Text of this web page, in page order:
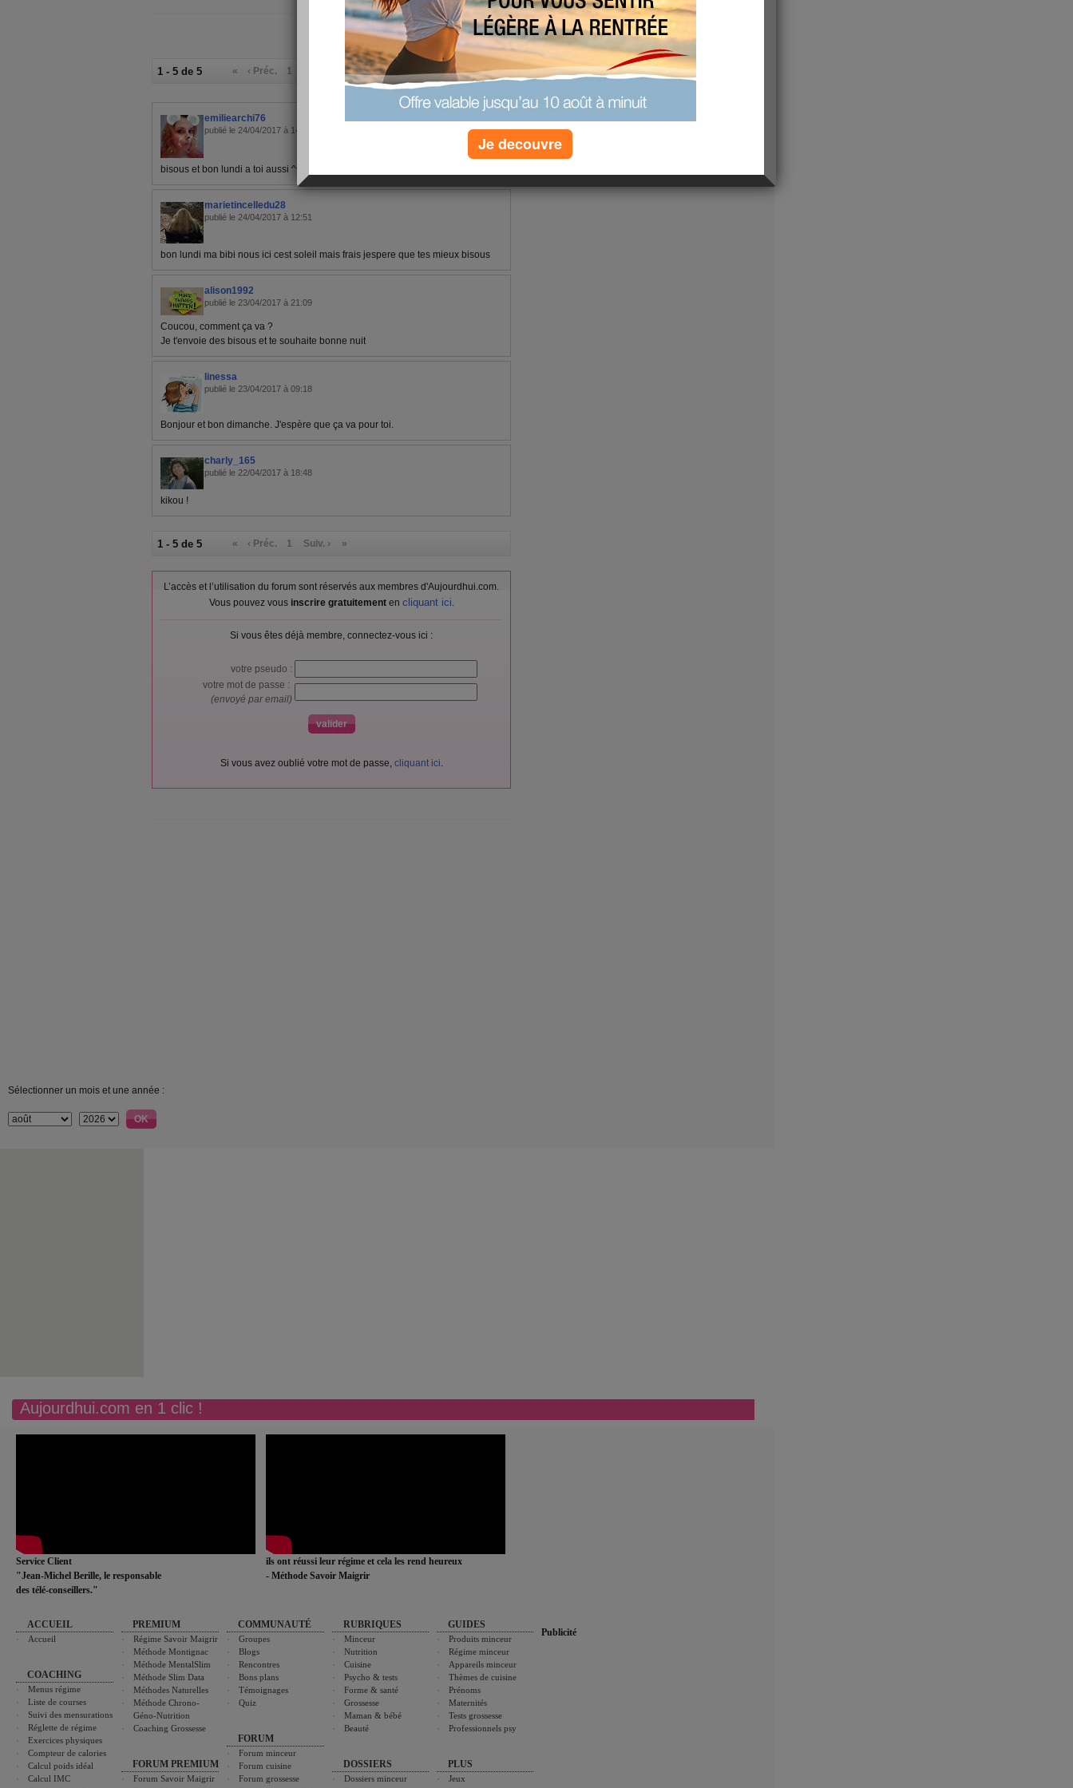
1 - 5 de 5 « ‹ Préc. 1 »
emiliearchi76
publié le 24/04/2017 à 14:05
bisous et bon lundi a toi aussi ^^
marietincelledu28
publié le 24/04/2017 à 12:51
bon lundi ma bibi nous ici cest soleil mais frais jespere que tes mieux bisous
alison1992
publié le 23/04/2017 à 21:09
Coucou, comment ça va ?
Je t'envoie des bisous et te souhaite bonne nuit
linessa
publié le 23/04/2017 à 09:18
Bonjour et bon dimanche. J'espère que ça va pour toi.
charly_165
publié le 22/04/2017 à 18:48
kikou !
1 - 5 de 5 « ‹ Préc. 1 Suiv. › »
L’accès et l’utilisation du forum sont réservés aux membres d'Aujourdhui.com.
Vous pouvez vous inscrire gratuitementen cliquant ici.
Si vous êtes déjà membre, connectez-vous ici :
votre pseudo :
votre mot de passe :
(envoyé par email)
Si vous avez oublié votre mot de passe, cliquant ici.
Sélectionner un mois et une année :
Aujourdhui.com en 1 clic !
Service Client
"Jean-Michel Berille, le responsable
des télé-conseillers."
ils ont réussi leur régime et cela les rend heureux
- Méthode Savoir Maigrir
ACCUEIL
Accueil
COACHING
Menus régime
Liste de courses
Suivi des mensurations
Réglette de régime
Exercices physiques
Compteur de calories
Calcul poids idéal
Calcul IMC
PREMIUM
Régime Savoir Maigrir
Méthode Montignac
Méthode MentalSlim
Méthode Slim Data
Méthodes Naturelles
Méthode Chrono-
Géno-Nutrition
Coaching Grossesse
FORUM PREMIUM
Forum Savoir Maigrir
COMMUNAUTÉ
Groupes
Blogs
Rencontres
Bons plans
Témoignages
Quiz
FORUM
Forum minceur
Forum cuisine
Forum grossesse
RUBRIQUES
Minceur
Nutrition
Cuisine
Psycho & tests
Forme & santé
Grossesse
Maman & bébé
Beauté
DOSSIERS
Dossiers minceur
GUIDES
Produits minceur
Régime minceur
Appareils minceur
Thèmes de cuisine
Prénoms
Maternités
Tests grossesse
Professionnels psy
PLUS
Jeux
Publicité
Je decouvre